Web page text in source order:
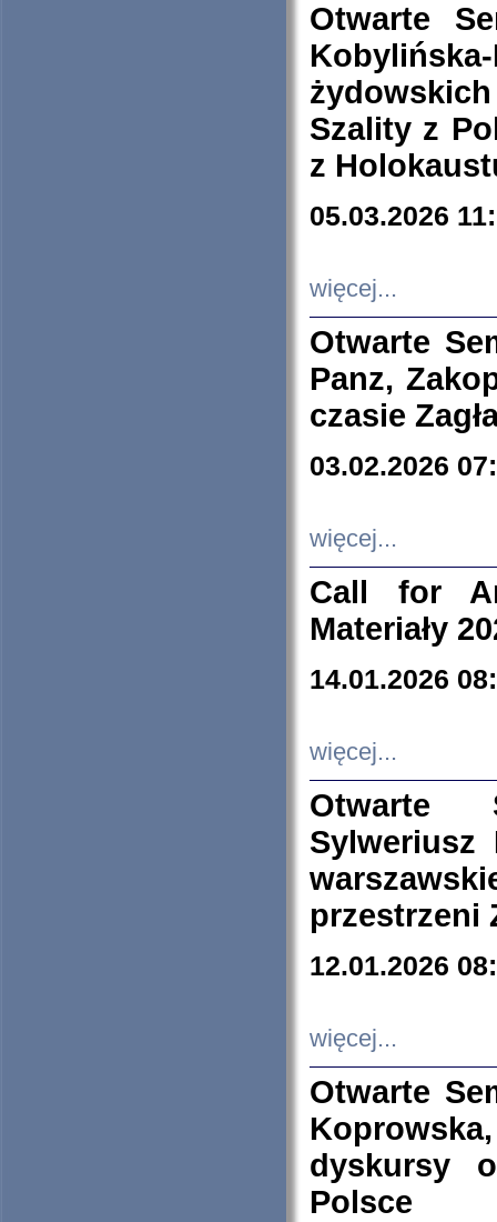
Otwarte
Szality z
z
05.03.2026
więcej...
Otwarte
Panz,
czasie
03.02.2026
więcej...
Call for
Materiały
14.01.2026
więcej...
Otwarte
Sylweriusz
przestrzeni
12.01.2026
więcej...
Otwarte
dyskursy
Polsce